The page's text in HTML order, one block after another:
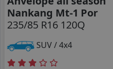
Nankang Mt-1 Por
235/85 R16 120Q
SUV / 4x4